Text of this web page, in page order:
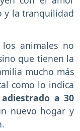
y la tranquilidad
animales no
que tienen la
mucho más
como lo indica
a 30
nuevo hogar y